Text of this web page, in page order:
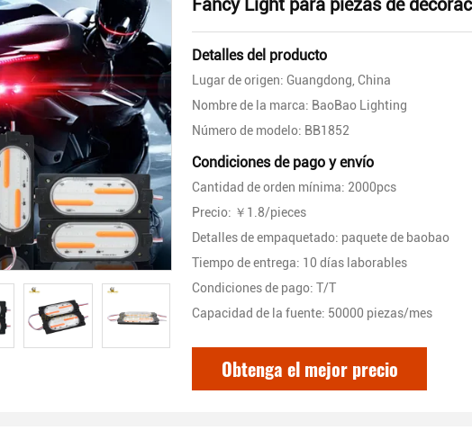
Fancy Light para piezas de
Detalles del producto
Lugar de origen: Guangdong, China
Nombre de la marca: BaoBao Lighting
Número de modelo: BB1852
Condiciones de pago y envío
Cantidad de orden mínima: 2000pcs
Precio: ￥1.8/pieces
Detalles de empaquetado: paquete de baobao
Tiempo de entrega: 10 días laborables
Condiciones de pago: T/T
Capacidad de la fuente: 50000 piezas/mes
Obtenga el mejor precio